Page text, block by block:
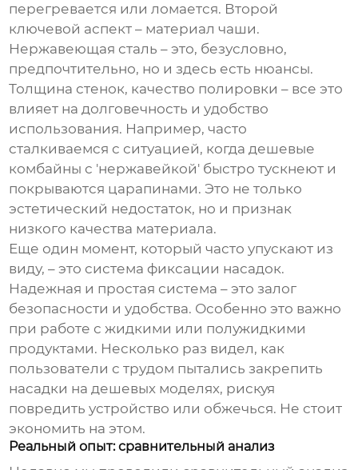
перегревается или ломается. Второй
ключевой аспект – материал чаши.
Нержавеющая сталь – это, безусловно,
предпочтительно, но и здесь есть нюансы.
Толщина стенок, качество полировки – все это
влияет на долговечность и удобство
использования. Например, часто
сталкиваемся с ситуацией, когда дешевые
комбайны с 'нержавейкой' быстро тускнеют и
покрываются царапинами. Это не только
эстетический недостаток, но и признак
низкого качества материала.
Еще один момент, который часто упускают из
виду, – это система фиксации насадок.
Надежная и простая система – это залог
безопасности и удобства. Особенно это важно
при работе с жидкими или полужидкими
продуктами. Несколько раз видел, как
пользователи с трудом пытались закрепить
насадки на дешевых моделях, рискуя
повредить устройство или обжечься. Не стоит
экономить на этом.
Реальный опыт: сравнительный анализ